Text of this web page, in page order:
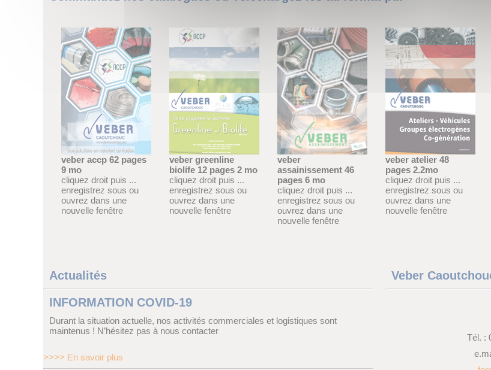
veber accp 62 pages
9 mo
cliquez droit puis ...
enregistrez sous ou
ouvrez dans une
nouvelle fenêtre
veber greenline
biolife 12 pages 2 mo
cliquez droit puis ...
enregistrez sous ou
ouvrez dans une
nouvelle fenêtre
veber
assainissement 46
pages 6 mo
cliquez droit puis ...
enregistrez sous ou
ouvrez dans une
nouvelle fenêtre
veber atelier 48
pages 2.2mo
cliquez droit puis ...
enregistrez sous ou
ouvrez dans une
nouvelle fenêtre
Actualités
INFORMATION COVID-19
Durant la situation actuelle, nos activités commerciales et logistiques sont
maintenus ! N’hésitez pas à nous contacter
>>>> En savoir plus
Veber
Tél. :